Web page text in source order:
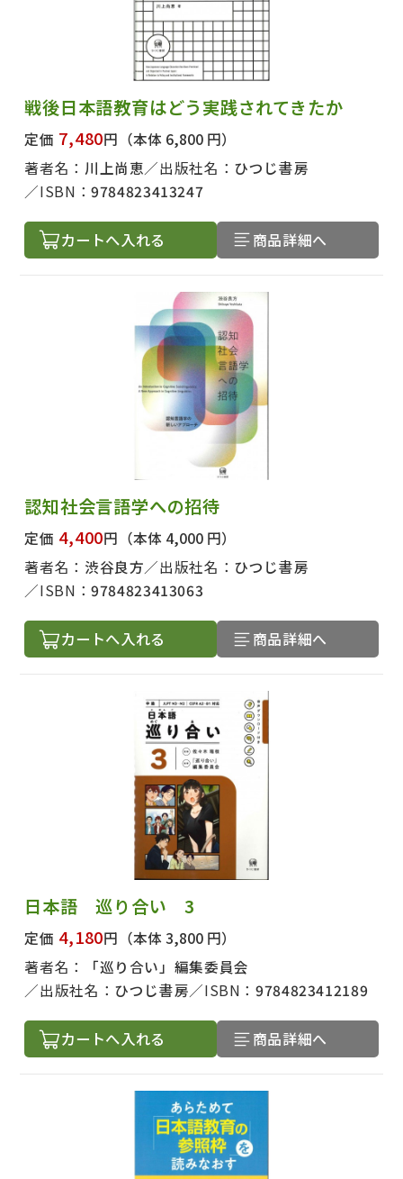
出版社名で絞り込む
著者名で絞り込む
絞り込む
戦後日本語教育はどう実践されてきたか
定価 7,480円 （本体 6,800 円）
著者名： 川上尚恵 出版社名： ひつじ書房
ISBN：9784823413247
カートへ入れる 商品詳細へ
認知社会言語学への招待
定価 4,400円 （本体 4,000 円）
著者名： 渋谷良方 出版社名： ひつじ書房
ISBN：9784823413063
カートへ入れる 商品詳細へ
日本語 巡り合い 3
定価 4,180円 （本体 3,800 円）
著者名：
「巡り合い」編集委員会
出版社名： ひつじ書房 ISBN：9784823412189
カートへ入れる 商品詳細へ